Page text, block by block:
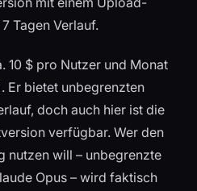
Tagen Verlauf.
10 $ pro Nutzer und Monat
Er bietet unbegrenzten
doch auch hier ist die
verfügbar. Wer den
nutzen will – unbegrenzte
Opus – wird faktisch